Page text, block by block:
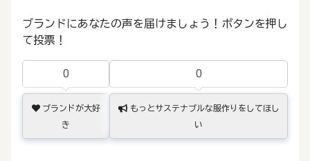
ブランドにあなたの声を届けましょう！ボタンを押し
て投票！
0
ブランドが大好
き
0
もっとサステナブルな服作りをしてほし
い